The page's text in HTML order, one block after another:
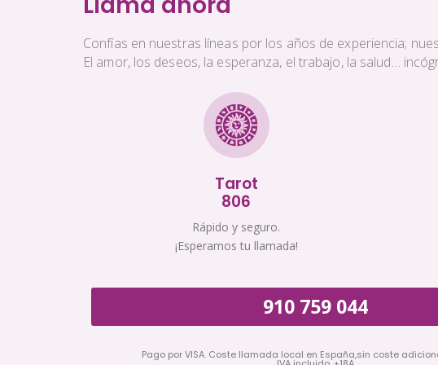
Confías en nuestras líneas por los años de experiencia;
El amor, los deseos, la esperanza, el trabajo, la salud…
Tarot
806
Rápido y seguro.
¡Esperamos tu llamada!
910 759 044
Pago por VISA. Coste llamada local en España,sin coste